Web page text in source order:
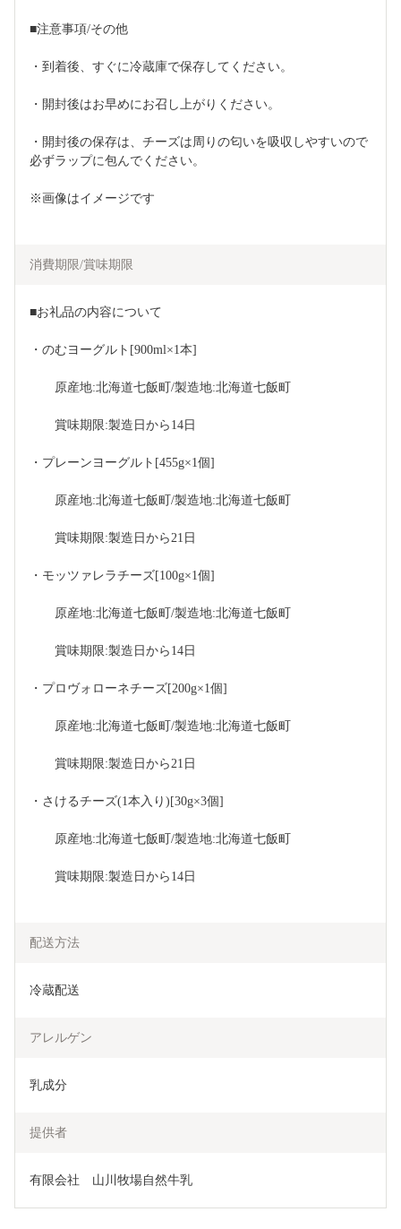
■注意事項/その他
・到着後、すぐに冷蔵庫で保存してください。
・開封後はお早めにお召し上がりください。
・開封後の保存は、チーズは周りの匂いを吸収しやすいので
必ずラップに包んでください。
※画像はイメージです
消費期限/賞味期限
■お礼品の内容について
・のむヨーグルト[900ml×1本]
原産地:北海道七飯町/製造地:北海道七飯町
賞味期限:製造日から14日
・プレーンヨーグルト[455g×1個]
原産地:北海道七飯町/製造地:北海道七飯町
賞味期限:製造日から21日
・モッツァレラチーズ[100g×1個]
原産地:北海道七飯町/製造地:北海道七飯町
賞味期限:製造日から14日
・プロヴォローネチーズ[200g×1個]
原産地:北海道七飯町/製造地:北海道七飯町
賞味期限:製造日から21日
・さけるチーズ(1本入り)[30g×3個]
原産地:北海道七飯町/製造地:北海道七飯町
賞味期限:製造日から14日
配送方法
冷蔵配送
アレルゲン
乳成分
提供者
有限会社　山川牧場自然牛乳